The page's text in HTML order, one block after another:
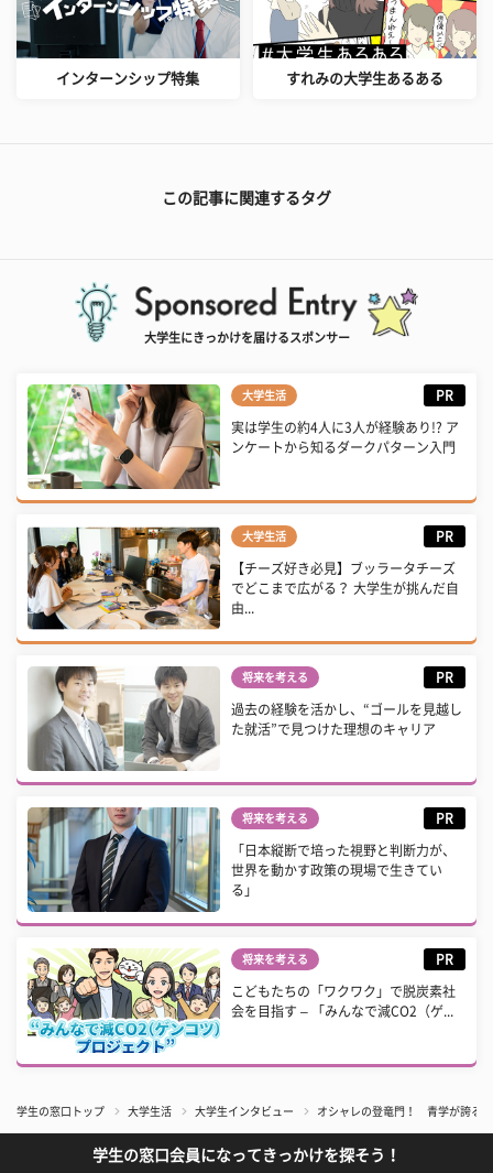
インターンシップ特集 すれみの大学生あるある
この記事に関連するタグ
大学生にきっかけを届けるスポンサー
大学生活 PR
実は学生の約4人に3人が経験あり!? ア
ンケートから知るダークパターン入門
大学生活 PR
【チーズ好き必見】ブッラータチーズ
でどこまで広がる？ 大学生が挑んだ自
由...
将来を考える PR
過去の経験を活かし、“ゴールを見越し
た就活”で見つけた理想のキャリア
将来を考える PR
「日本縦断で培った視野と判断力が、
世界を動かす政策の現場で生きてい
る」
将来を考える PR
こどもたちの「ワクワク」で脱炭素社
会を目指す – 「みんなで減CO2（ゲ...
学生の窓口トップ 大学生活 大学生インタビュー オシャレの登竜門！ 青学が誇る
学生の窓口会員になってきっかけを探そう！